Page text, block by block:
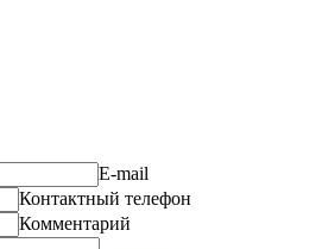
E-mail
Контактный телефон
Комментарий